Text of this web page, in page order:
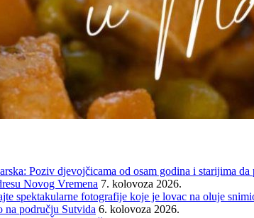
Poziv djevojčicama od osam godina i starijima
Novog Vremena 7. kolovoza 2026.
spektakularne fotografije koje je lovac na oluje
na području Sutvida 6. kolovoza 2026.